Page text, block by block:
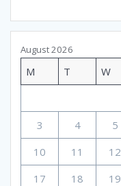
August 2026
M T W
3
4 5
10
11 12
17
18 19